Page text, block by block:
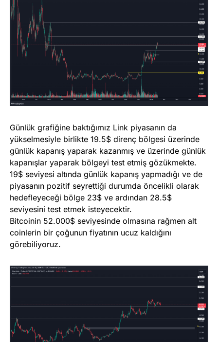
Günlük grafiğine baktığımız Link piyasanın da
yükselmesiyle birlikte 19.5$ direnç bölgesi üzerinde
günlük kapanış yaparak kazanmış ve üzerinde günlük
kapanışlar yaparak bölgeyi test etmiş gözükmekte.
19$ seviyesi altında günlük kapanış yapmadığı ve de
piyasanın pozitif seyrettiği durumda öncelikli olarak
hedefleyeceği bölge 23$ ve ardından 28.5$
seviyesini test etmek isteyecektir.
Bitcoinin 52.000$ seviyesinde olmasına rağmen alt
coinlerin bir çoğunun fiyatının ucuz kaldığını
görebiliyoruz.